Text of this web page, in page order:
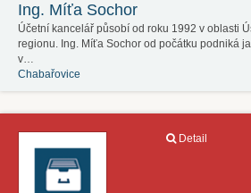
Ing. Míťa Sochor
Účetní kancelář působí od roku 1992 v oblasti
regionu. Ing. Míťa Sochor od počátku podniká
v…
Chabařovice
Detail